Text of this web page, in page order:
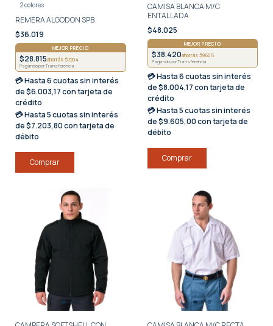
2 colores
REMERA ALGODON SPB
$36.019
MEJOR PRECIO
$28.815ahorrás $7204
Pagando por Transferencia
💳 Hasta6 cuotas sin interés
de $6.003,17 con tarjeta de
crédito
💳 Hasta5 cuotas sin interés
de $7.203,80 con tarjeta de
débito
Comprar
CAMISA BLANCA M/C
ENTALLADA
$48.025
MEJOR PRECIO
$38.420ahorrás $9605
Pagando por Transferencia
💳 Hasta6 cuotas sin interés
de $8.004,17 con tarjeta de
crédito
💳 Hasta5 cuotas sin interés
de $9.605,00 con tarjeta de
débito
Comprar